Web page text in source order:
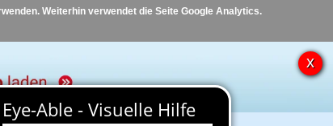
Weiterhin verwendet die Seite Google Analytics.